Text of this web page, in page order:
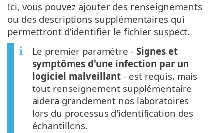
Ici, vous pouvez ajouter des renseignements
ou des descriptions supplémentaires qui
permettront d’identifier le fichier suspect.
Le premier paramètre - Signes et
symptômes d'une infection par un
logiciel malveillant - est requis, mais
tout renseignement supplémentaire
aidera grandement nos laboratoires
lors du processus d'identification des
échantillons.